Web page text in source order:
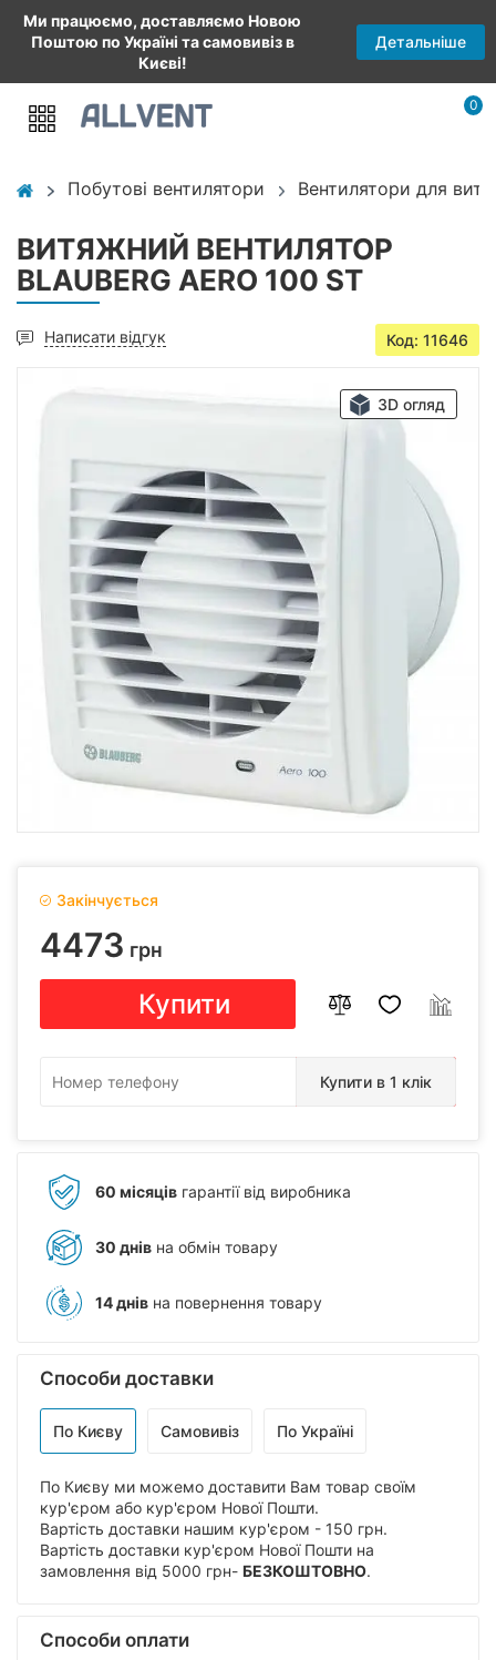
Ми працюємо, доставляємо Новою
Поштою по Україні та самовивіз в
Києві!
Детальніше
0
Побутові вентилятори Вентилятори для
ВИТЯЖНИЙ ВЕНТИЛЯТОР
BLAUBERG AERO 100 ST
Написати відгук Код: 11646
3D огляд
Закінчується
4473 грн
Купити
Купити в 1 клік
60 місяців гарантії від виробника
30 днів на обмін товару
14 днів на повернення товару
Способи доставки
По Києву Самовивіз По Україні
По Києву ми можемо доставити Вам товар своїм
кур'єром або кур'єром Нової Пошти.
Вартість доставки нашим кур'єром - 150 грн.
Вартість доставки кур'єром Нової Пошти на
замовлення від 5000 грн- БЕЗКОШТОВНО.
Способи оплати